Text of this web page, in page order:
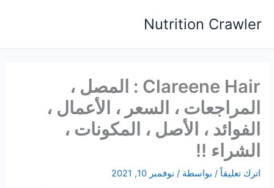
إلىNutrition Crawler
Clareene Hair : المصل ،
المراجعات ، السعر ، الأعمال ،
الفوائد ، الأصل ، المكونات ،
الشراء !!
اترك تعليقاً / بواسطة / نوفمبر 10, 2021